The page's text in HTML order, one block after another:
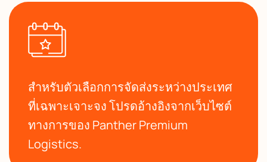
สำหรับตัวเลือกการจัดส่งระหว่างประเทศ
ที่เฉพาะเจาะจง โปรดอ้างอิงจากเว็บไซต์
ทางการของ Panther Premium
Logistics.